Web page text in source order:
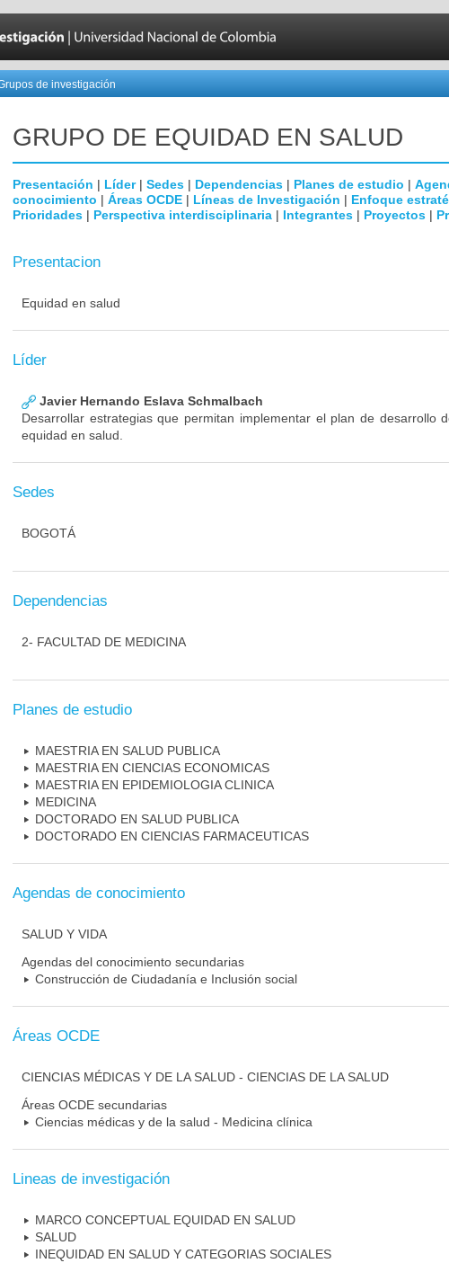
de investigación
GRUPO DE EQUIDAD EN SALUD
Presentación | Líder| Sedes | Dependencias | Planes de estudio |
conocimiento | Áreas OCDE | Líneas de Investigación | Enfoque
Prioridades | Perspectiva interdisciplinaria | Integrantes | Proyectos |
Presentacion
Equidad en salud
Líder
Javier Hernando Eslava Schmalbach
Desarrollar estrategias que permitan implementar el plan de desarrollo
equidad en salud.
Sedes
BOGOTÁ
Dependencias
2- FACULTAD DE MEDICINA
Planes de estudio
MAESTRIA EN SALUD PUBLICA
MAESTRIA EN CIENCIAS ECONOMICAS
MAESTRIA EN EPIDEMIOLOGIA CLINICA
MEDICINA
DOCTORADO EN SALUD PUBLICA
DOCTORADO EN CIENCIAS FARMACEUTICAS
Agendas de conocimiento
SALUD Y VIDA
Agendas del conocimiento secundarias
Construcción de Ciudadanía e Inclusión social
Áreas OCDE
CIENCIAS MÉDICAS Y DE LA SALUD - CIENCIAS DE LA SALUD
Áreas OCDE secundarias
Ciencias médicas y de la salud - Medicina clínica
Lineas de investigación
MARCO CONCEPTUAL EQUIDAD EN SALUD
SALUD
INEQUIDAD EN SALUD Y CATEGORIAS SOCIALES